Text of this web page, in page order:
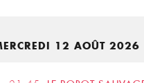
12 AOÛT 2026